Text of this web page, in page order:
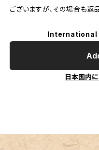
ございますが、その場合も返
International
日本国内